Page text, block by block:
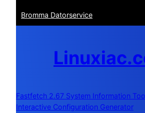
Bromma Datorservice
Fastfetch 2.67 System Information
Interactive Configuration Generator